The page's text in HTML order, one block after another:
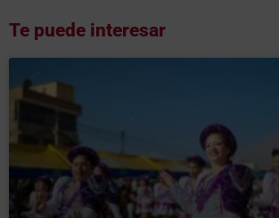
Te puede interesar